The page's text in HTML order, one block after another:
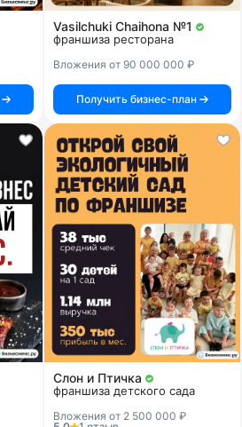
Vasilchuki Chaihona №1
франшиза ресторана
Вложения от 90 000 000 ₽
Получить бизнес-план
Слон и Птичка
франшиза детского сада
Вложения от 2 500 000 ₽